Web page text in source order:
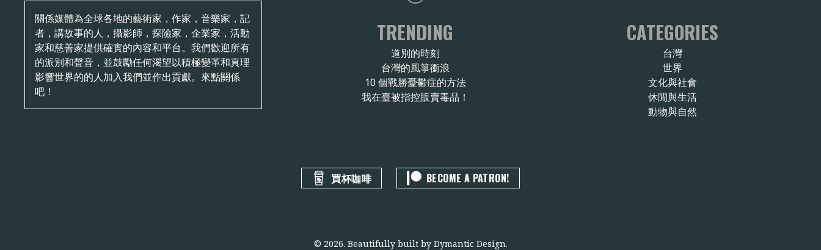
關係媒體為全球各地的藝術家，作家，音樂家，記
者，講故事的人，攝影師，探險家，企業家，活動
家和慈善家提供確實的內容和平台。我們歡迎所有
的派別和聲音，並鼓勵任何渴望以積極變革和真理
影響世界的的人加入我們並作出貢獻。來點關係
吧！
TRENDING
道別的時刻
台灣的風箏衝浪
10 個戰勝憂鬱症的方法
我在臺被指控販賣毒品！
CATEGORIES
台灣
世界
文化與社會
休閒與生活
動物與自然
買杯咖啡 BECOME A PATRON!
© 2026. Beautifully built by Dymantic Design.